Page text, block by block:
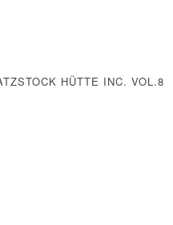
HÜTTE INC. VOL.8